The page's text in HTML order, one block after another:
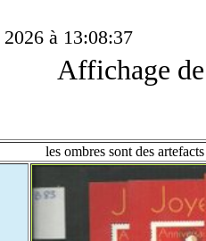
à 13:08:37
Affichage
les ombres sont des